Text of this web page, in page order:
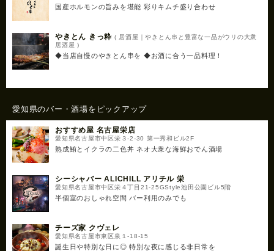
国産ホルモンの旨みを堪能 彩りキムチ盛り合わせ
やきとん きっ粋 ( 居酒屋｜やきとん串と豊富な一品がウリの大衆
居酒屋 )
◆当店自慢のやきとん串を ◆お酒に合う一品料理！
愛知県のバー・酒場をピックアップ
おすすめ屋 名古屋栄店
愛知県名古屋市中区栄３-2-30 第一秀和ビル2F
熟成鮪とイクラの二色丼 ネオ大衆な海鮮おでん酒場
シーシャバー ALICHILL アリチル 栄
愛知県名古屋市中区栄４丁目21-25GStyle池田公園ビル5階
半個室のおしゃれ空間 バー利用のみでも
チーズ家 クヴェレ
愛知県名古屋市東区泉１-18-15
誕生日や特別な日に◎ 特別な夜に感じる非日常を